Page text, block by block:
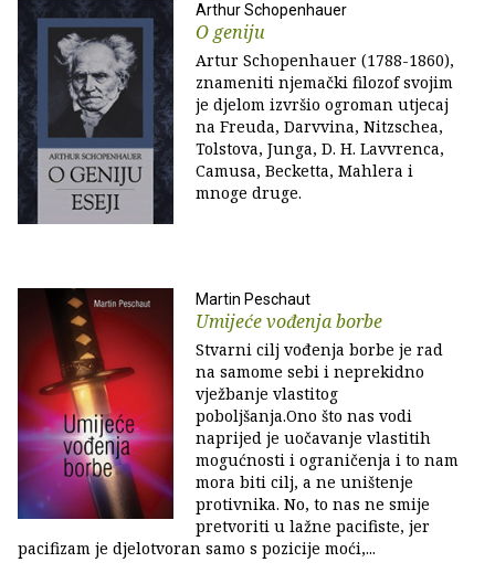
Arthur Schopenhauer
O geniju
Artur Schopenhauer (1788-1860),
znameniti njemački filozof svojim
je djelom izvršio ogroman utjecaj
na Freuda, Darvvina, Nitzschea,
Tolstova, Junga, D. H. Lavvrenca,
Camusa, Becketta, Mahlera i
mnoge druge.
Martin Peschaut
Umijeće vođenja borbe
Stvarni cilj vođenja borbe je rad
na samome sebi i neprekidno
vježbanje vlastitog
poboljšanja.Ono što nas vodi
naprijed je uočavanje vlastitih
mogućnosti i ograničenja i to nam
mora biti cilj, a ne uništenje
protivnika. No, to nas ne smije
pretvoriti u lažne pacifiste, jer
pacifizam je djelotvoran samo s pozicije moći,...